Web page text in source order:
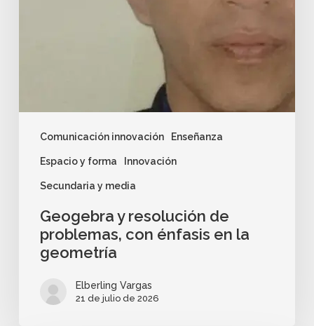
Comunicación innovación Enseñanza
Espacio y forma Innovación
Secundaria y media
Geogebra y resolución de
problemas, con énfasis en la
geometría
Elberling Vargas
21 de julio de 2026